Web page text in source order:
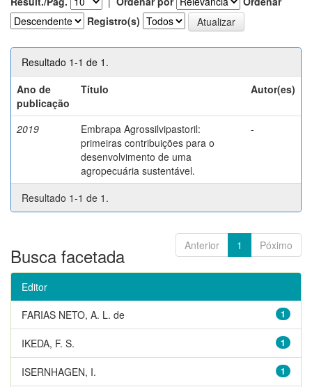
Registro(s)
Resultado 1-1 de 1.
Ano de
publicação
Título Autor(es)
2019
Embrapa Agrossilvipastoril:
primeiras contribuições para o
desenvolvimento de uma
agropecuária sustentável.
-
Resultado 1-1 de 1.
Anterior 1 Póximo
Busca facetada
Editor
1
FARIAS NETO, A. L. de
1
IKEDA, F. S.
1
ISERNHAGEN, I.